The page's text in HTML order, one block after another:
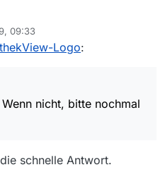
nachdem das Programm
trotzdem noch im Hintergrund
09:33
Logo:
nicht, bitte nochmal
schnelle Antwort.